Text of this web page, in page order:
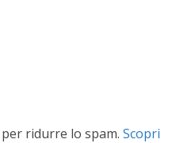
ridurre lo spam. Scopri